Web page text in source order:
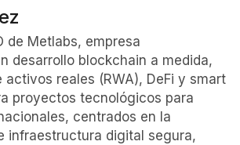
de Metlabs, empresa
desarrollo blockchain a medida,
activos reales (RWA), DeFi y smart
proyectos tecnológicos para
centrados en la
infraestructura digital segura,